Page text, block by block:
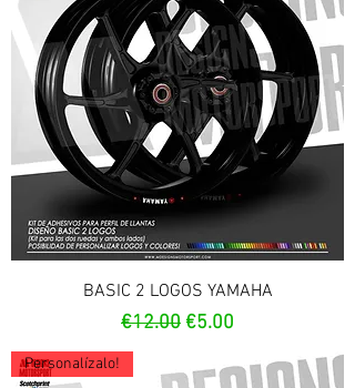
BASIC 2 LOGOS YAMAHA
Regular Price
€12.00Sale Price
€5.00
Personalízalo!